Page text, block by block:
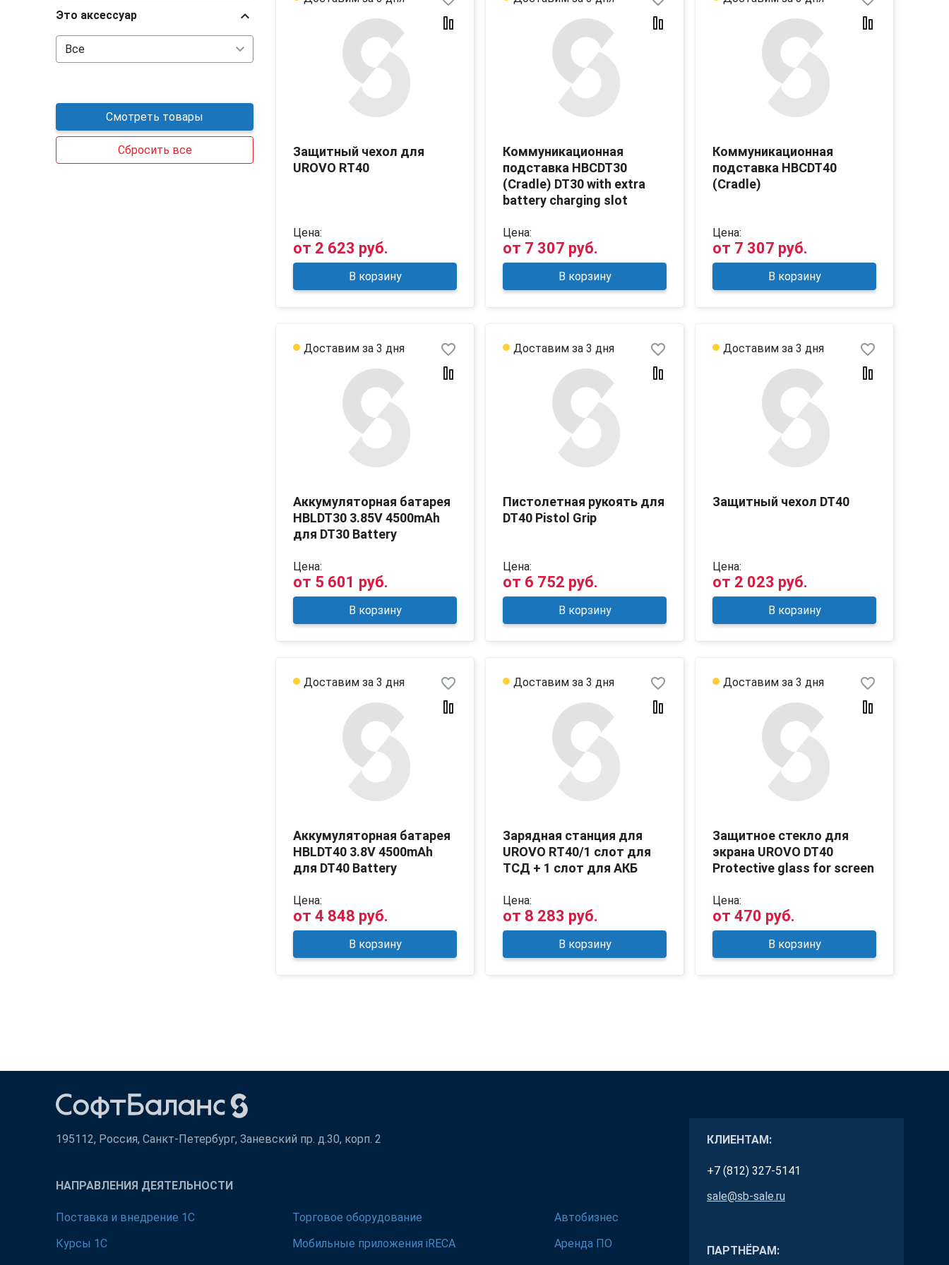
Это аксессуар chevron_right
Смотреть товары
Cбросить все
Защитный чехол для
UROVO RT40
Цена:
от 2 623 руб.
В корзину
Коммуникационная
подставка HBCDT30
(Cradle) DT30 with extra
battery charging slot
Цена:
от 7 307 руб.
В корзину
Коммуникационная
подставка HBCDT40
(Cradle)
Цена:
от 7 307 руб.
В корзину
Аккумуляторная батарея
HBLDT30 3.85V 4500mAh
для DT30 Battery
favorite_border
Цена:
от 5 601 руб.
Доставим за 3 дня
В корзину
Пистолетная рукоять для
DT40 Pistol Grip
favorite_border
Цена:
от 6 752 руб.
Доставим за 3 дня
В корзину
Защитный чехол DT40
favorite_border
Цена:
от 2 023 руб.
Доставим за 3 дня
В корзину
Аккумуляторная батарея
HBLDT40 3.8V 4500mAh
для DT40 Battery
favorite_border
Цена:
от 4 848 руб.
Доставим за 3 дня
В корзину
Зарядная станция для
UROVO RT40/1 слот для
ТСД + 1 слот для АКБ
favorite_border
Цена:
от 8 283 руб.
Доставим за 3 дня
В корзину
Защитное стекло для
экрана UROVO DT40
Protective glass for screen
favorite_border
Цена:
от 470 руб.
Доставим за 3 дня
В корзину
195112, Россия, Санкт-Петербург, Заневский пр. д.30, корп. 2
НАПРАВЛЕНИЯ ДЕЯТЕЛЬНОСТИ
Поставка и внедрение 1С Торговое оборудование
Автобизнес
Курсы 1С
Мобильные приложения iRECA
Аренда ПО
КЛИЕНТАМ:
+7 (812) 327-5141
sale@sb-sale.ru
ПАРТНЁРАМ: